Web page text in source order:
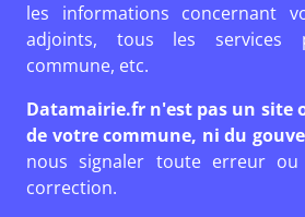
les informations concernant
adjoints, tous les services
commune, etc.
Datamairie.fr n'est pas un site
de votre commune, ni du
nous signaler toute erreur ou
correction.